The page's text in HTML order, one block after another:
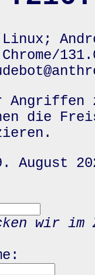
die
August
wir